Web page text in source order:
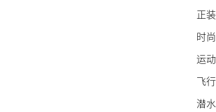
帝舵
浪琴
雷达
万
泰
正装
时
运
飞
潜水